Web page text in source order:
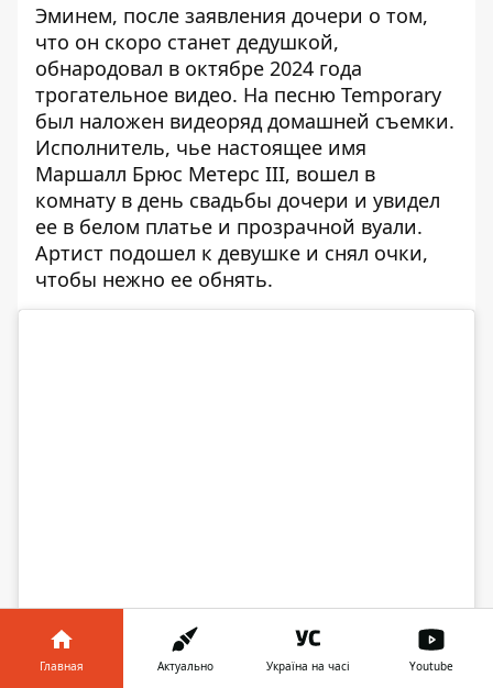
Эминем, после заявления дочери о том,
что он скоро станет дедушкой,
обнародовал в октябре 2024 года
трогательное видео. На песню Temporary
был наложен видеоряд домашней съемки.
Исполнитель, чье настоящее имя
Маршалл Брюс Метерс III, вошел в
комнату в день свадьбы дочери и увидел
ее в белом платье и прозрачной вуали.
Артист подошел к девушке и снял очки,
чтобы нежно ее обнять.
Посмотреть эту публикацию в Instagram
Публикация от Marshall Mathers (@eminem)
Главная Актуально Україна на часі Youtube